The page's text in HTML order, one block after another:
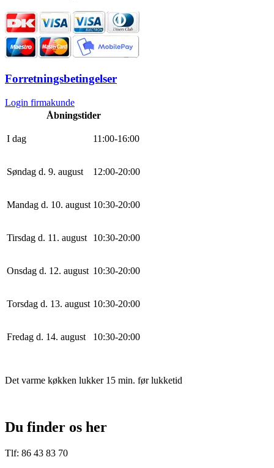
Forretningsbetingelser
Login firmakunde
Åbningstider
I dag 11 :00-16:00
Søndag d. 9. august 12:00-20:00
Mandag d. 10. august 10:30-20:00
Tirsdag d. 11. august 10:30-20:00
Onsdag d. 12. august 10:30-20:00
Torsdag d. 13. august 10:30-20:00
Fredag d. 14. august 10:30-20:00
Det varme køkken lukker 15 min. før lukketid
Du finder os her
Tlf: 86 43 83 70